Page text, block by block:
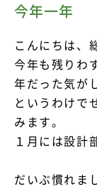
ニュース
今年一年
こんにちは、
今年も残りわ
年だった気が
というわけで
みます。
１月には設計
だいぶ慣れま